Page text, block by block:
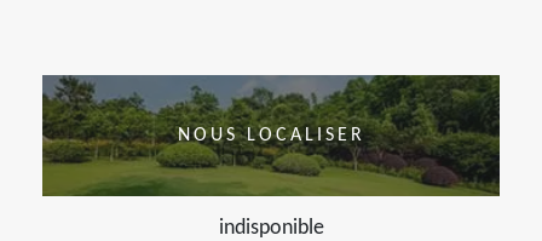
NOUS LOCALISER
indisponible